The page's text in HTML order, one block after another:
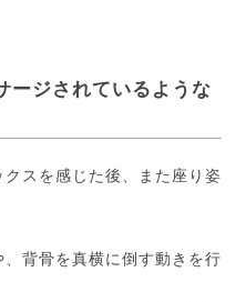
ージされているような
スを感じた後、また座り姿
背骨を真横に倒す動きを行